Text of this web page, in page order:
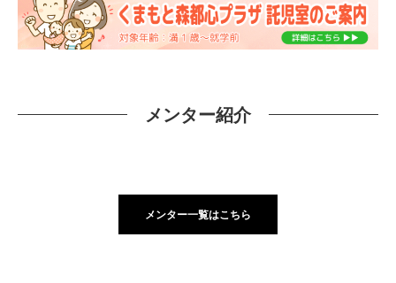
メンター紹介
メンター一覧はこちら